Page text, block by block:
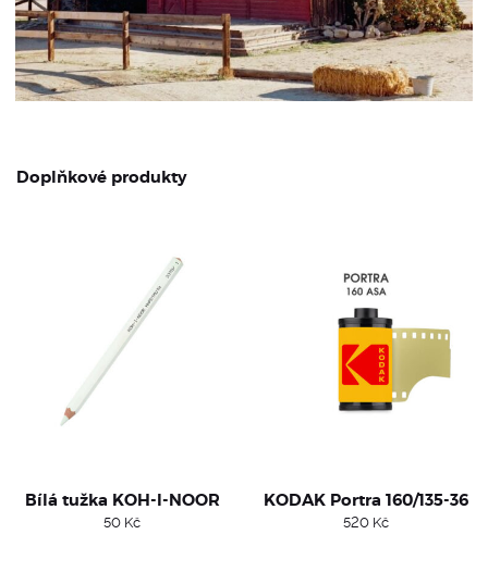
Doplňkové produkty
Bílá tužka KOH-I-NOOR
50 Kč
KODAK Portra 160/135-36
520 Kč